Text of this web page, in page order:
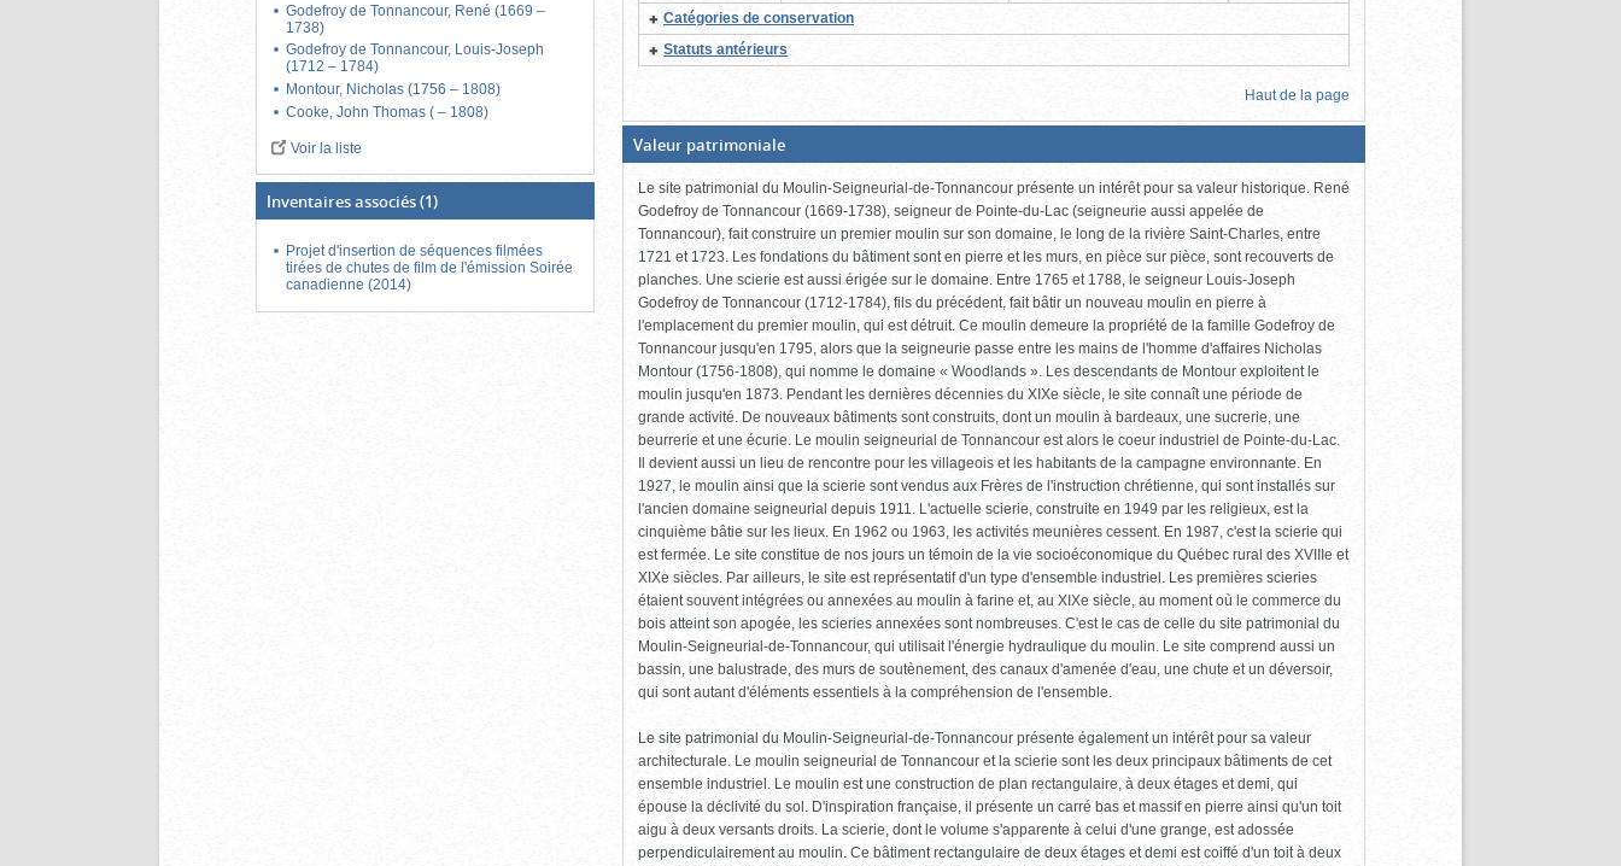
Godefroy de Tonnancour, René (1669 –
1738)
Godefroy de Tonnancour, Louis-Joseph
(1712 – 1784)
Montour, Nicholas (1756 – 1808)
Cooke, John Thomas ( – 1808)
Voir la liste
Inventaires associés(1)
Projet d'insertion de séquences filmées
tirées de chutes de film de l'émission Soirée
canadienne (2014)
Catégories de conservation(Cliquer
pour
d'information)
Statuts antérieurs
pour
Haut de la page
Valeur patrimoniale(Boite
fermée,
cliquer
pour
ouvrir)
Le site patrimonial du Moulin-Seigneurial-de-Tonnancour présente un intérêt pour sa valeur historique. René
Godefroy de Tonnancour (1669-1738), seigneur de Pointe-du-Lac (seigneurie aussi appelée de
Tonnancour), fait construire un premier moulin sur son domaine, le long de la rivière Saint-Charles, entre
1721 et 1723. Les fondations du bâtiment sont en pierre et les murs, en pièce sur pièce, sont recouverts de
planches. Une scierie est aussi érigée sur le domaine. Entre 1765 et 1788, le seigneur Louis-Joseph
Godefroy de Tonnancour (1712-1784), fils du précédent, fait bâtir un nouveau moulin en pierre à
l'emplacement du premier moulin, qui est détruit. Ce moulin demeure la propriété de la famille Godefroy de
Tonnancour jusqu'en 1795, alors que la seigneurie passe entre les mains de l'homme d'affaires Nicholas
Montour (1756-1808), qui nomme le domaine « Woodlands ». Les descendants de Montour exploitent le
moulin jusqu'en 1873. Pendant les dernières décennies du XIXe siècle, le site connaît une période de
grande activité. De nouveaux bâtiments sont construits, dont un moulin à bardeaux, une sucrerie, une
beurrerie et une écurie. Le moulin seigneurial de Tonnancour est alors le coeur industriel de Pointe-du-Lac.
Il devient aussi un lieu de rencontre pour les villageois et les habitants de la campagne environnante. En
1927, le moulin ainsi que la scierie sont vendus aux Frères de l'instruction chrétienne, qui sont installés sur
l'ancien domaine seigneurial depuis 1911. L'actuelle scierie, construite en 1949 par les religieux, est la
cinquième bâtie sur les lieux. En 1962 ou 1963, les activités meunières cessent. En 1987, c'est la scierie qui
est fermée. Le site constitue de nos jours un témoin de la vie socioéconomique du Québec rural des XVIIIe et
XIXe siècles. Par ailleurs, le site est représentatif d'un type d'ensemble industriel. Les premières scieries
étaient souvent intégrées ou annexées au moulin à farine et, au XIXe siècle, au moment où le commerce du
bois atteint son apogée, les scieries annexées sont nombreuses. C'est le cas de celle du site patrimonial du
Moulin-Seigneurial-de-Tonnancour, qui utilisait l'énergie hydraulique du moulin. Le site comprend aussi un
bassin, une balustrade, des murs de soutènement, des canaux d'amenée d'eau, une chute et un déversoir,
qui sont autant d'éléments essentiels à la compréhension de l'ensemble.
Le site patrimonial du Moulin-Seigneurial-de-Tonnancour présente également un intérêt pour sa valeur
architecturale. Le moulin seigneurial de Tonnancour et la scierie sont les deux principaux bâtiments de cet
ensemble industriel. Le moulin est une construction de plan rectangulaire, à deux étages et demi, qui
épouse la déclivité du sol. D'inspiration française, il présente un carré bas et massif en pierre ainsi qu'un toit
aigu à deux versants droits. La scierie, dont le volume s'apparente à celui d'une grange, est adossée
perpendiculairement au moulin. Ce bâtiment rectangulaire de deux étages et demi est coiffé d'un toit à deux